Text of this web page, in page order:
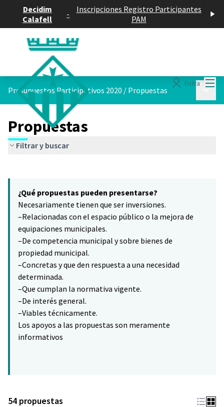
Decidim
Calafell
-
Inscripciones Registro Participantes
PAM
Entra
Presupuestos Participativos 2020 / Propuestas
Propuestas
Filtrar y buscar
−
¿Qué propuestas pueden presentarse?
Necesariamente tienen que ser inversiones.
–Relacionadas con el espacio público o la mejora de
equipaciones municipales.
–De competencia municipal y sobre bienes de
propiedad municipal.
–Concretas y que den respuesta a una necesidad
determinada.
–Que cumplan la normativa vigente.
–De interés general.
–Viables técnicamente.
Los apoyos a las propuestas son meramente
informativos
54 propuestas